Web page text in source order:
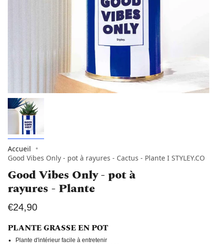
Accueil
Good Vibes Only - pot à rayures - Cactus - Plante I STYLEY.CO
Good Vibes Only - pot à
rayures - Plante
€24,90
PLANTE GRASSE EN POT
Plante d'intérieur facile à entretenir